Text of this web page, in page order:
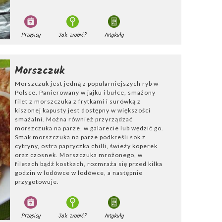
świeżym
godzinę w
się na
potrawy
rybę kroi
liść
najlepiej
i
aż do
i wstawia do
Przepisy Jak zrobić? Artykuły
Morszczuk
Morszczuk jest jedną z popularniejszych ryb w
Polsce. Panierowany w jajku i bułce, smażony
filet z morszczuka z frytkami i surówką z
kiszonej kapusty jest dostępny w większości
smażalni. Można również przyrządzać
morszczuka na parze, w galarecie lub wędzić go.
Smak morszczuka na parze podkreśli sok z
cytryny, ostra papryczka chilli, świeży koperek
oraz czosnek. Morszczuka mrożonego, w
filetach bądź kostkach, rozmraża się przed kilka
godzin w lodówce w lodówce, a następnie
przygotowuje.
Przepisy Jak zrobić? Artykuły